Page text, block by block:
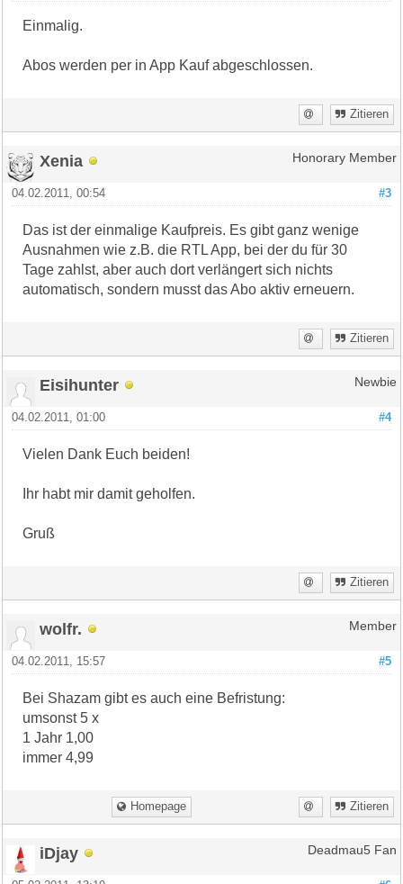
Einmalig.
Abos werden per in App Kauf abgeschlossen.
Zitieren
Xenia Honorary Member
#3
04.02.2011, 00:54
Das ist der einmalige Kaufpreis. Es gibt ganz wenige
Ausnahmen wie z.B. die RTL App, bei der du für 30
Tage zahlst, aber auch dort verlängert sich nichts
automatisch, sondern musst das Abo aktiv erneuern.
Zitieren
Eisihunter Newbie
#4
04.02.2011, 01:00
Vielen Dank Euch beiden!
Ihr habt mir damit geholfen.
Gruß
Zitieren
wolfr. Member
#5
04.02.2011, 15:57
Bei Shazam gibt es auch eine Befristung:
umsonst 5 x
1 Jahr 1,00
immer 4,99
Homepage Zitieren
iDjay Deadmau5 Fan